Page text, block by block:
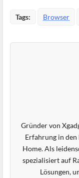
Tags: Browser
Gründer von
Erfahrung in den
Home. Als
spezialisiert auf
Lösungen,